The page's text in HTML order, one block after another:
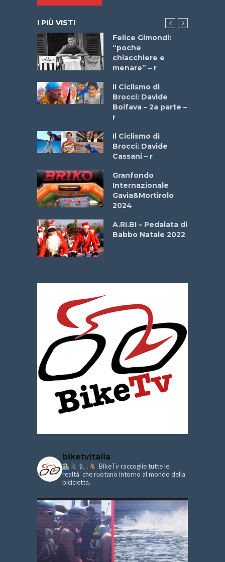
I PIÙ VISTI
Felice Gimondi:
“poche
chiacchiere e
menare” – r
Il Ciclismo di
Brocci: Davide
Boifava – 2a parte –
r
Il Ciclismo di
Brocci: Davide
Cassani – r
Granfondo
Internazionale
Gavia&Mortirolo
2024
A.RI.BI – Pedalata di
Babbo Natale 2022
biketvitalia
.
BikeTv raccoglie tutte le
realtà’ che ruotano intorno al mondo della
bicicletta.